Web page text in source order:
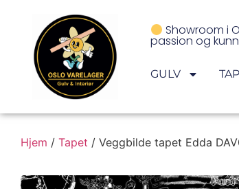
Showroom i
passion og
GULV
Hjem / Tapet / Veggbilde tapet Edda